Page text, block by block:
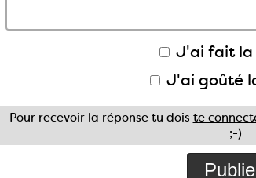
J'ai fait la
J'ai goûté
Pour recevoir la réponse tu dois te
;-)